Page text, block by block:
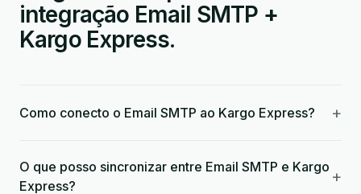
integração Email SMTP +
Kargo Express.
Como conecto o Email SMTP ao Kargo Express? +
O que posso sincronizar entre Email SMTP e Kargo
Express?
+